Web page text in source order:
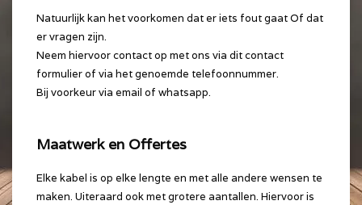
Natuurlijk kan het voorkomen dat er iets fout gaat Of dat
er vragen zijn.
Neem hiervoor contact op met ons via dit contact
formulier of via het genoemde telefoonnummer.
Bij voorkeur via email of whatsapp.
Maatwerk en Offertes
Elke kabel is op elke lengte en met alle andere wensen te
maken. Uiteraard ook met grotere aantallen. Hiervoor is